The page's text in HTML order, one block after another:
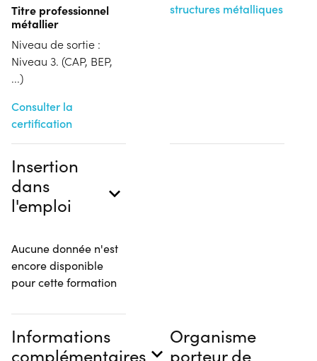
Titre professionnel
métallier
Niveau de sortie :
Niveau 3. (CAP, BEP,
...)
Consulter la
certification
structures métalliques
Insertion
dans
l'emploi
Aucune donnée n'est
encore disponible
pour cette formation
Informations
complémentaires
Organisme
porteur de